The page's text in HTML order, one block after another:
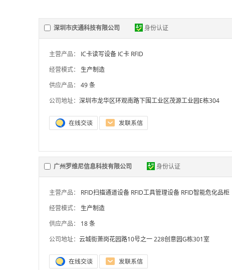
深圳市庆通科技有限公司 身份认证
主营产品： IC卡读写设备 IC卡 RFID
经营模式：
生产制造
供应产品：
49 条
公司地址： 深圳市龙华区环观南路下围工业区茂源工业园E栋304
广州罗维尼信息科技有限公司 身份认证
主营产品： RFID扫描通道设备 RFID工具管理设备 RFID智能危化品柜
经营模式：
生产制造
供应产品：
18 条
公司地址： 云城街萧岗花园路10号之一 228创意园G栋301室